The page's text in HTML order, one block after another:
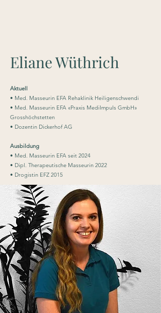
Eliane Wüthrich
Aktuell
• Med. Masseurin EFA Rehaklinik Heiligenschwendi
• Med. Masseurin EFA «Praxis MediImpuls GmbH»
Grosshöchstetten
• Dozentin Dickerhof AG
Ausbildung
• Med. Masseurin EFA seit 2024
• Dipl. Therapeutische Masseurin 2022
• Drogistin EFZ 2015